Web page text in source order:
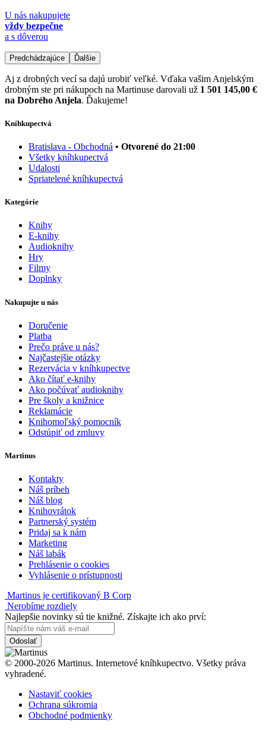
U nás nakupujete
vždy bezpečne
a s dôverou
Predchádzajúce Ďalšie
Aj z drobných vecí sa dajú urobiť veľké. Vďaka vašim Anjelským
drobným ste pri nákupoch na Martinuse darovali už 1 501 145,00 €
na Dobrého Anjela. Ďakujeme!
Kníhkupectvá
Bratislava - Obchodná • Otvorené do 21:00
Všetky kníhkupectvá
Udalosti
Spriatelené kníhkupectvá
Kategórie
Knihy
E-knihy
Audioknihy
Hry
Filmy
Doplnky
Nakupujte u nás
Doručenie
Platba
Prečo práve u nás?
Najčastejšie otázky
Rezervácia v kníhkupectve
Ako čítať e-knihy
Ako počúvať audioknihy
Pre školy a knižnice
Reklamácie
Knihomoľský pomocník
Odstúpiť od zmluvy
Martinus
Kontakty
Náš príbeh
Náš blog
Knihovrátok
Partnerský systém
Pridaj sa k nám
Marketing
Náš labák
Prehlásenie o cookies
Vyhlásenie o prístupnosti
Martinus je certifikovaný B Corp
Nerobíme rozdiely
Najlepšie novinky sú tie knižné. Získajte ich ako prví:
Odoslať
© 2000-2026 Martinus. Internetové kníhkupectvo. Všetky práva
vyhradené.
Nastaviť cookies
Ochrana súkromia
Obchodné podmienky